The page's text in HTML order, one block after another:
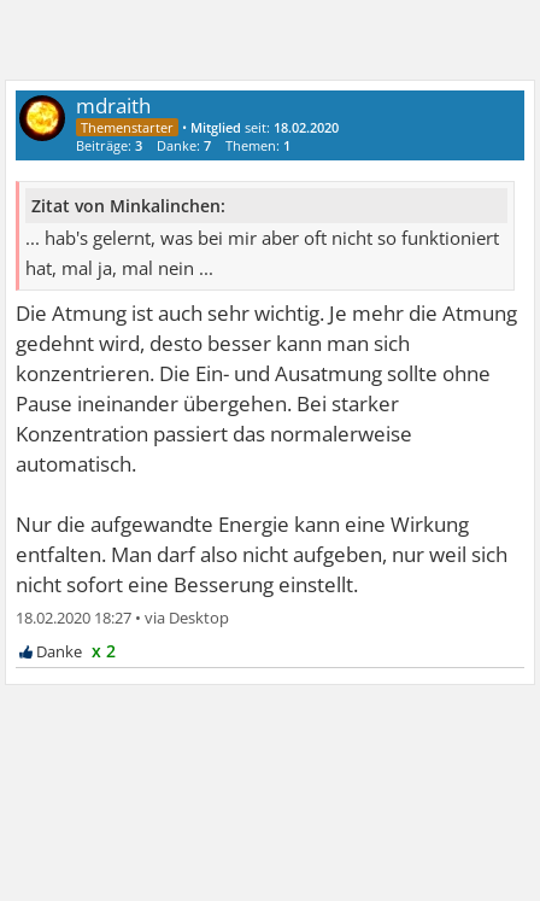
mdraith
• Mitglied seit: 18.02.2020
Beiträge:3 Danke:7 Themen: 1
Zitat von Minkalinchen:
... hab's gelernt, was bei mir aber oft nicht so funktioniert
hat, mal ja, mal nein ...
Die Atmung ist auch sehr wichtig. Je mehr die Atmung
gedehnt wird, desto besser kann man sich
konzentrieren. Die Ein- und Ausatmung sollte ohne
Pause ineinander übergehen. Bei starker
Konzentration passiert das normalerweise
automatisch.
Nur die aufgewandte Energie kann eine Wirkung
entfalten. Man darf also nicht aufgeben, nur weil sich
nicht sofort eine Besserung einstellt.
18.02.2020 18:27 •
x 2